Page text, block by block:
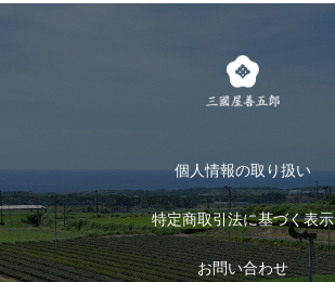
お茶のギフト
おすすめのお茶
ログイン
ログアウト
個人情報の取り扱い
特定商取引法に基づく表示
お問い合わせ